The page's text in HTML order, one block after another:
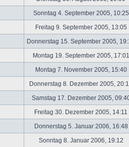
Sonntag 4. September 2005,
Freitag 9. September 2005, 13:05
Donnerstag 15. September 2005,
Montag 19. September 2005,
Montag 7. November 2005, 15:40
Donnerstag 8. Dezember 2005,
Samstag 17. Dezember 2005,
Freitag 30. Dezember 2005, 14:11
Donnerstag 5. Januar 2006, 16:48
Sonntag 8. Januar 2006, 19:12